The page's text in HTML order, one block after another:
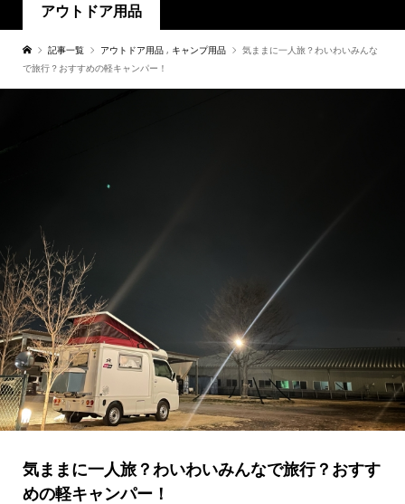
アウトドア用品
記事一覧 アウトドア用品 , キャンプ用品
気ままに一人旅？わいわいみんな
で旅行？おすすめの軽キャンパー！
気ままに一人旅？わいわいみんなで旅行？おすす
めの軽キャンパー！